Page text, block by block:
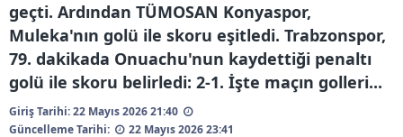
geçti. Ardından TÜMOSAN Konyaspor,
Muleka'nın golü ile skoru eşitledi. Trabzonspor,
79. dakikada Onuachu'nun kaydettiği penaltı
golü ile skoru belirledi: 2-1. İşte maçın golleri...
Giriş Tarihi: 22 Mayıs 2026 21:40
Güncelleme Tarihi:
22 Mayıs 2026 23:41